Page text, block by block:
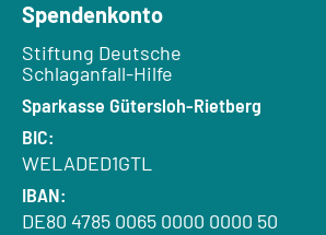
Spendenkonto
Empfänger:
Stiftung Deutsche
Schlaganfall-Hilfe
Bank:
Sparkasse Gütersloh-Rietberg
BIC:
WELADED1GTL
IBAN:
DE80 4785 0065 0000 0000 50